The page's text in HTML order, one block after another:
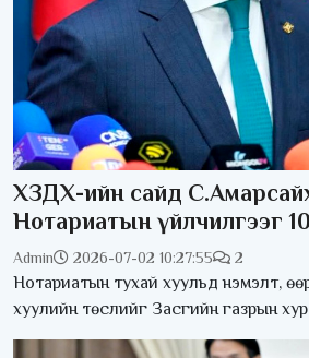
ХЗДХ-ийн сайд
Нотариатын үйлчилгээг
цахимжуулна
Admin 2026-07-02 10:27:55 2
Нотариатын тухай хуульд нэмэлт,
хуулийн төслийг Засгийн газрын